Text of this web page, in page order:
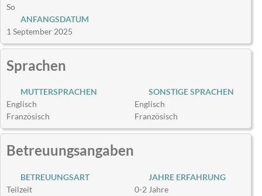
So
ANFANGSDATUM
1 September 2025
Sprachen
MUTTERSPRACHEN
Englisch
Französisch
SONSTIGE SPRACHEN
Englisch
Französisch
Betreuungsangaben
BETREUUNGSART
Teilzeit
JAHRE ERFAHRUNG
0-2 Jahre